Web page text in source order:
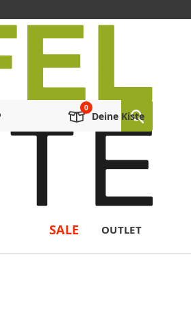
Deine Kiste
SALE OUTLET